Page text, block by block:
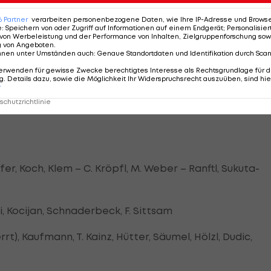
(a)
Koch, Klem – C. Kröpfl, M. Weber – Ranftl, Sukuta-
Kocijan, Schnaderbeck, F. Sittsam
Kaufmann, T. Kainz, Hütter, Säumel, Hölzl, Dudic,
Partner verarbeiten personenbezogene Daten, wie Ihre IP-Adresse und
: Speichern von oder Zugriff auf Informationen auf einem Endgerät;
Werbeleistung und der Performance von Inhalten, Zielgruppenforschung
von Angeboten.
unter Umständen auch: Genaue Standortdaten und Identifikation durch
für gewisse Zwecke berechtigtes Interesse als Rechtsgrundlage für
Details dazu, sowie die Möglichkeit Ihr Widerspruchsrecht auszuüben, sind